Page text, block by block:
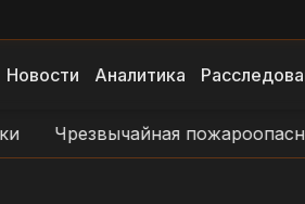
Новости Аналитика
Чрезвычайная